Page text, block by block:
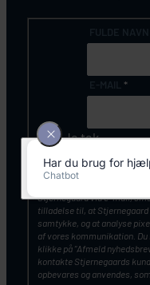
*
Ja tak
Jeg vil gerne modtage
konkurrencer, gratis
Stjernegaard via e-mail,
tilladelse til, at
samtykke, og at analyse
af vores kommunikation.
klikke på ”Afmeld
kontakte Stjernegaards
opbevares og anvendes,